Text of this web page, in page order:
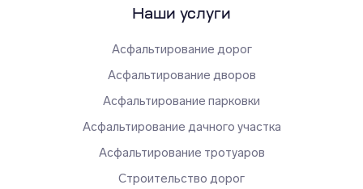
Наши услуги
Асфальтирование дорог
Асфальтирование дворов
Асфальтирование парковки
Асфальтирование дачного участка
Асфальтирование тротуаров
Строительство дорог